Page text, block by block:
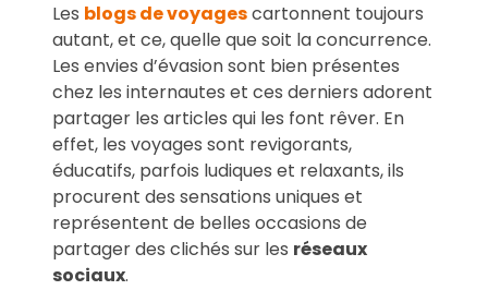
Les blogs de voyagescartonnent toujours
autant, et ce, quelle que soit la concurrence.
Les envies d’évasion sont bien présentes
chez les internautes et ces derniers adorent
partager les articles qui les font rêver. En
effet, les voyages sont revigorants,
éducatifs, parfois ludiques et relaxants, ils
procurent des sensations uniques et
représentent de belles occasions de
partager des clichés sur les réseaux
sociaux.